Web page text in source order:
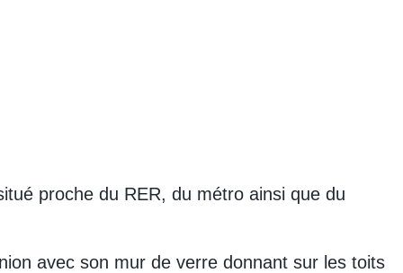
proche du RER, du métro ainsi que du
avec son mur de verre donnant sur les toits